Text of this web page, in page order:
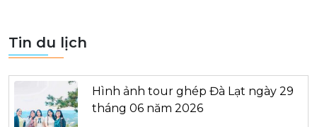
Tin du lịch
Hình ảnh tour ghép Đà Lạt ngày 29
tháng 06 năm 2026